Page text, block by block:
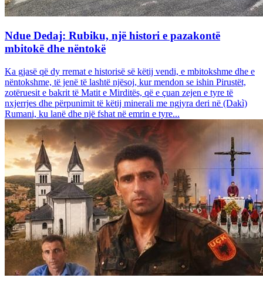
Ndue Dedaj: Rubiku, një histori e pazakontë
mbitokë dhe nëntokë
Ka gjasë që dy rremat e historisë së këtij vendi, e mbitokshme dhe e
nëntokshme, të jenë të lashtë njësoj, kur mendon se ishin Pirustët,
zotëruesit e bakrit të Matit e Mirditës, që e çuan zejen e tyre të
nxjerrjes dhe përpunimit të këtij minerali me ngjyra deri në (Dakì)
Rumani, ku lanë dhe një fshat në emrin e tyre...